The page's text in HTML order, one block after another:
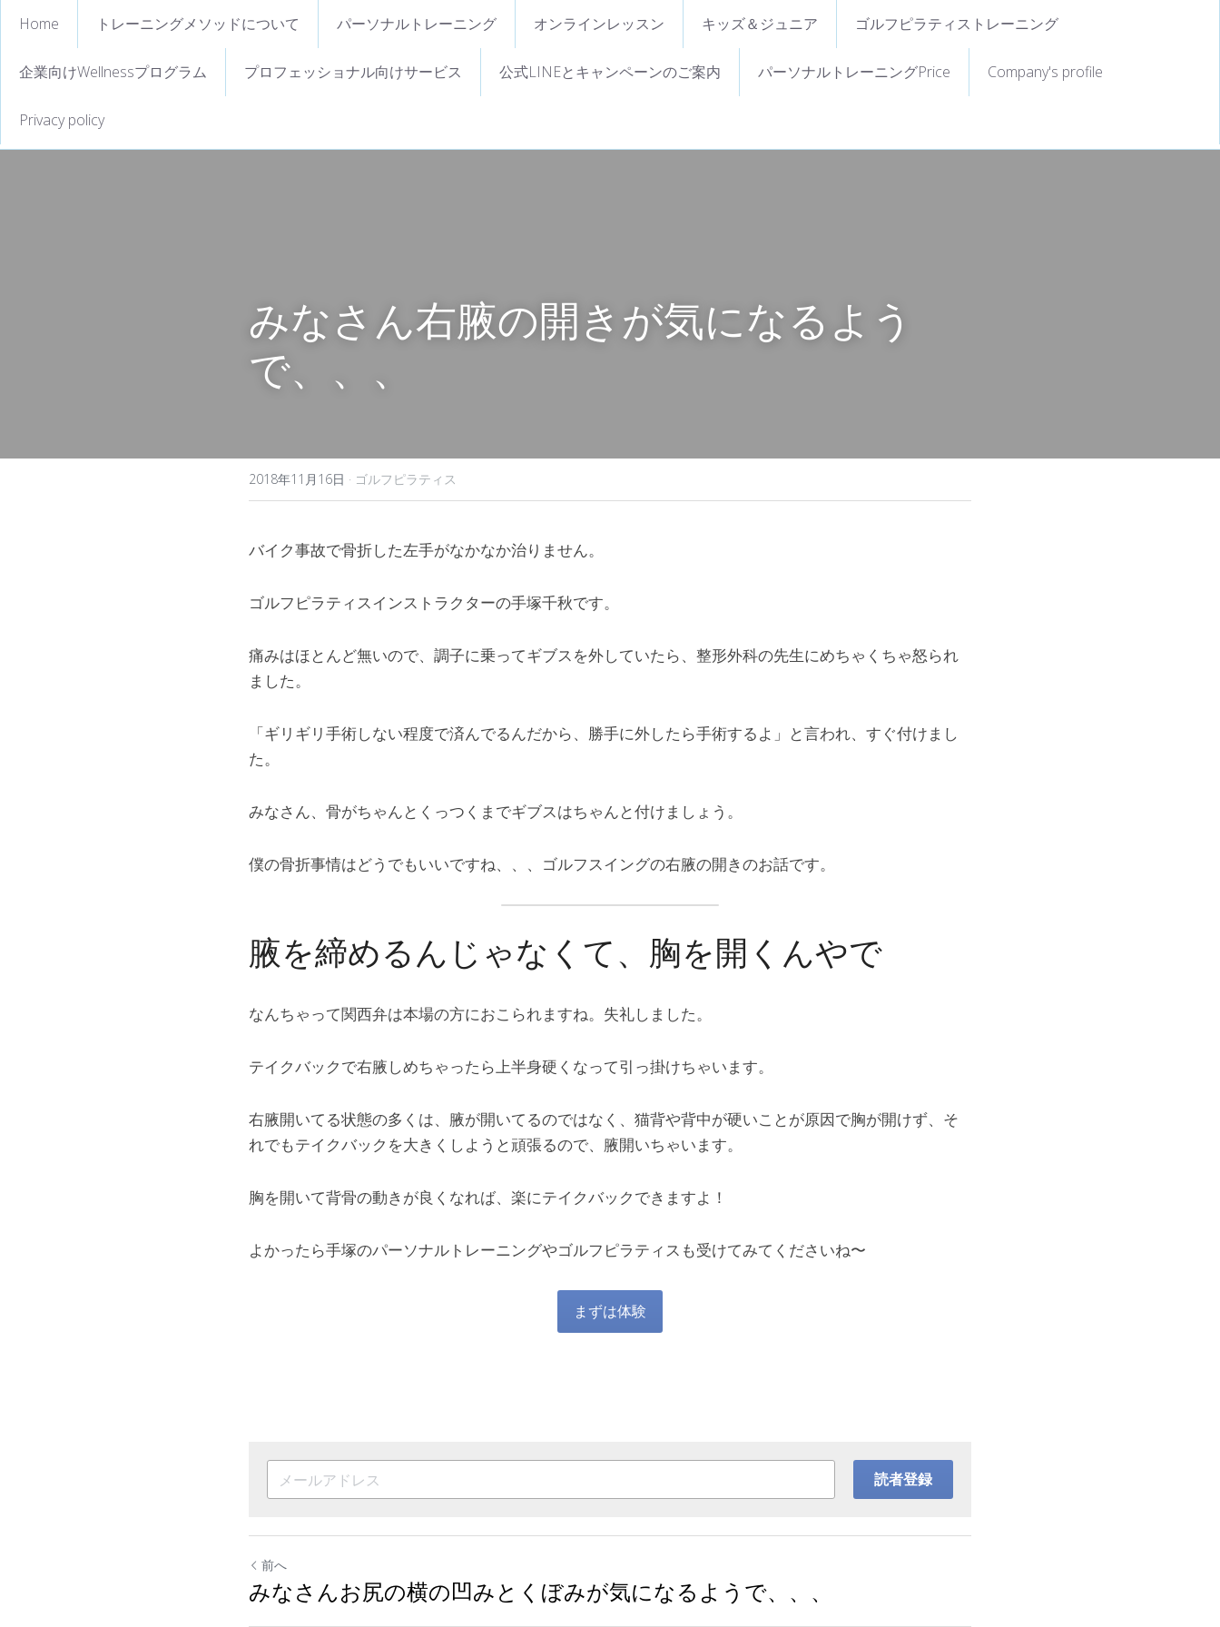
Home トレーニングメソッドについて パーソナルトレーニング オンラインレッスン キッズ＆ジュニア ゴルフピラティストレーニング
企業向けWellnessプログラム プロフェッショナル向けサービス 公式LINEとキャンペーンのご案内 パーソナルトレーニングPrice Company's profile
Privacy policy
みなさん右腋の開きが気になるよう
で、、、
2018年11月16日 · ゴルフピラティス
バイク事故で骨折した左手がなかなか治りません。
ゴルフピラティスインストラクターの手塚千秋です。
痛みはほとんど無いので、調子に乗ってギブスを外していたら、整形外科の先生にめちゃくちゃ怒られ
ました。
「ギリギリ手術しない程度で済んでるんだから、勝手に外したら手術するよ」と言われ、すぐ付けまし
た。
みなさん、骨がちゃんとくっつくまでギブスはちゃんと付けましょう。
僕の骨折事情はどうでもいいですね、、、ゴルフスイングの右腋の開きのお話です。
腋を締めるんじゃなくて、胸を開くんやで
なんちゃって関西弁は本場の方におこられますね。失礼しました。
テイクバックで右腋しめちゃったら上半身硬くなって引っ掛けちゃいます。
右腋開いてる状態の多くは、腋が開いてるのではなく、猫背や背中が硬いことが原因で胸が開けず、そ
れでもテイクバックを大きくしようと頑張るので、腋開いちゃいます。
胸を開いて背骨の動きが良くなれば、楽にテイクバックできますよ！
よかったら手塚のパーソナルトレーニングやゴルフピラティスも受けてみてくださいね〜
まずは体験
読者登録
前へ
みなさんお尻の横の凹みとくぼみが気になるようで、、、